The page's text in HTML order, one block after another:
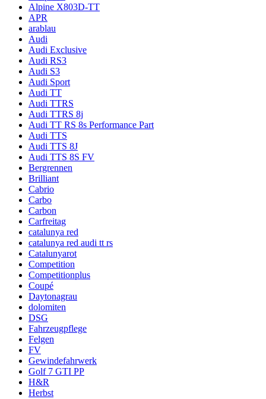
Alpine X803D-TT
APR
arablau
Audi
Audi Exclusive
Audi RS3
Audi S3
Audi Sport
Audi TT
Audi TTRS
Audi TTRS 8j
Audi TT RS 8s Performance Part
Audi TTS
Audi TTS 8J
Audi TTS 8S FV
Bergrennen
Brilliant
Cabrio
Carbo
Carbon
Carfreitag
catalunya red
catalunya red audi tt rs
Catalunyarot
Competition
Competitionplus
Coupé
Daytonagrau
dolomiten
DSG
Fahrzeugpflege
Felgen
FV
Gewindefahrwerk
Golf 7 GTI PP
H&R
Herbst